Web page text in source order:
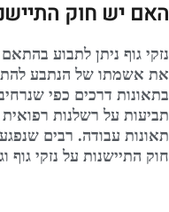
האם יש חוק
נזקי גוף ניתן לתבוע בהתאם
את אשמתו של הנתבע
בתאונות דרכים כפי
תביעות על רשלנות
תאונות עבודה. רבים
חוק התיישנות על נזקי